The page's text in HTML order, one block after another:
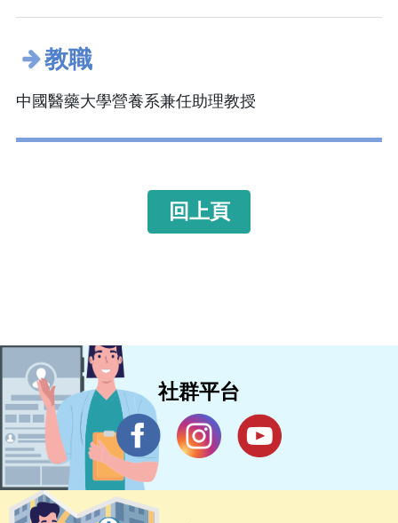
教職
中國醫藥大學營養系兼任助理教授
回上頁
社群平台